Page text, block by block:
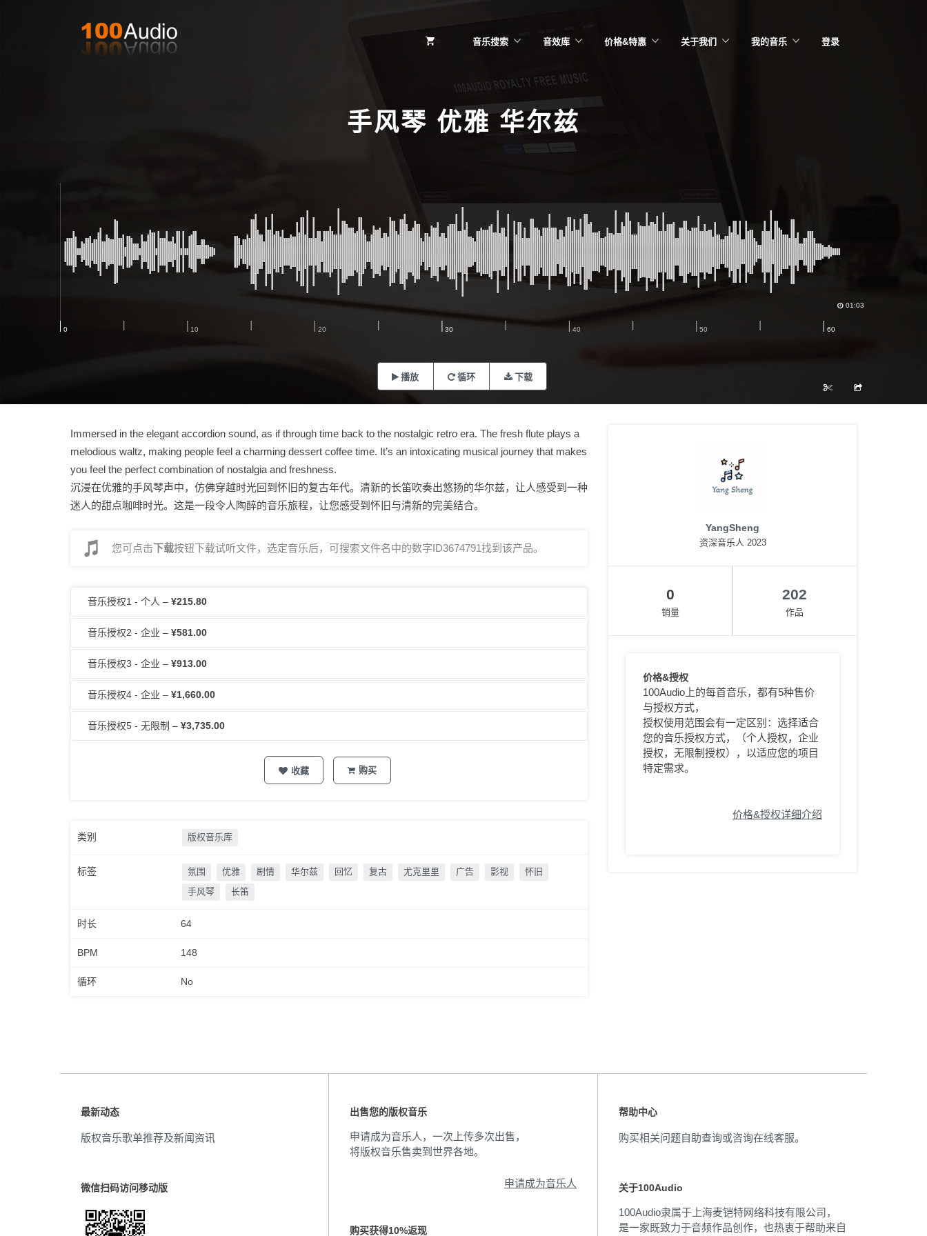
音乐搜索 音效库 价格&特惠 关于我们 我的音乐 登录
手风琴 优雅 华尔兹
播放 循环 下载
01:03
Immersed in the elegant accordion sound, as if through time back to the nostalgic retro era. The fresh flute plays a
melodious waltz, making people feel a charming dessert coffee time. It’s an intoxicating musical journey that makes
you feel the perfect combination of nostalgia and freshness.
沉浸在优雅的手风琴声中，仿佛穿越时光回到怀旧的复古年代。清新的长笛吹奏出悠扬的华尔兹，让人感受到一种
迷人的甜点咖啡时光。这是一段令人陶醉的音乐旅程，让您感受到怀旧与清新的完美结合。
您可点击下载按钮下载试听文件，选定音乐后，可搜索文件名中的数字ID3674791找到该产品。
音乐授权1 - 个人 – ¥215.80
音乐授权2 - 企业 – ¥581.00
音乐授权3 - 企业 – ¥913.00
音乐授权4 - 企业 – ¥1,660.00
音乐授权5 - 无限制 – ¥3,735.00
收藏 购买
类别 版权音乐库
标签 氛围 优雅 剧情 华尔兹 回忆 复古 尤克里里 广告 影视
怀旧
手风琴
长笛
时长 64
BPM 148
循环 No
YangSheng
资深音乐人 2023
0
销量
202
作品
价格&授权
100Audio上的每首音乐，都有5种售价
与授权方式，
授权使用范围会有一定区别：选择适合
您的音乐授权方式，（个人授权，企业
授权，无限制授权），以适应您的项目
特定需求。
价格&授权详细介绍
最新动态
版权音乐歌单推荐及新闻资讯
微信扫码访问移动版
出售您的版权音乐
申请成为音乐人，一次上传多次出售，
将版权音乐售卖到世界各地。
申请成为音乐人
购买获得10%返现
帮助中心
购买相关问题自助查询或咨询在线客服。
关于100Audio
100Audio隶属于上海麦铠特网络科技有限公司，
是一家既致力于音频作品创作，也热衷于帮助来自